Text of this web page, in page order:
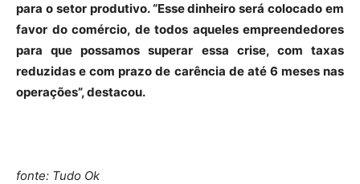
para o setor produtivo. “Esse dinheiro será colocado em
favor do comércio, de todos aqueles empreendedores
para que possamos superar essa crise, com taxas
reduzidas e com prazo de carência de até 6 meses nas
operações”, destacou.
fonte: Tudo Ok